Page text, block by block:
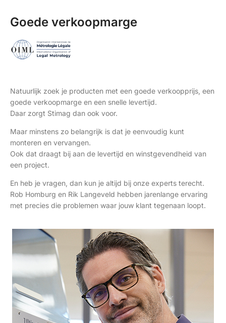
Goede verkoopmarge​
Natuurlijk zoek je producten met een goede verkoopprijs, een
goede verkoopmarge en een snelle levertijd.
Daar zorgt Stimag dan ook voor.
Maar minstens zo belangrijk is dat je eenvoudig kunt
monteren en vervangen.
Ook dat draagt bij aan de levertijd en winstgevendheid van
een project.
En heb je vragen, dan kun je altijd bij onze experts terecht.
Rob Homburg en Rik Langeveld hebben jarenlange ervaring
met precies die problemen waar jouw klant tegenaan loopt.